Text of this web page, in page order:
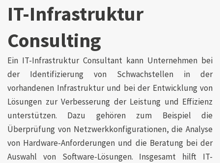
IT-Infrastruktur
Consulting
Ein IT-Infrastruktur Consultant kann Unternehmen bei
der Identifizierung von Schwachstellen in der
vorhandenen Infrastruktur und bei der Entwicklung von
Lösungen zur Verbesserung der Leistung und Effizienz
unterstützen. Dazu gehören zum Beispiel die
Überprüfung von Netzwerkkonfigurationen, die Analyse
von Hardware-Anforderungen und die Beratung bei der
Auswahl von Software-Lösungen. Insgesamt hilft IT-